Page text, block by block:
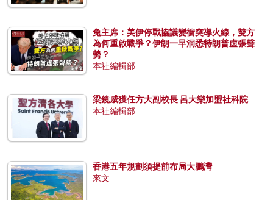
兔主席：美伊停戰協議變衝突導火線，雙方
為何重啟戰爭？伊朗一早洞悉特朗普虛張聲
勢？
本社編輯部
梁鏡威獲任方大副校長 呂大樂加盟社科院
本社編輯部
香港五年規劃須提前布局大鵬灣
來文